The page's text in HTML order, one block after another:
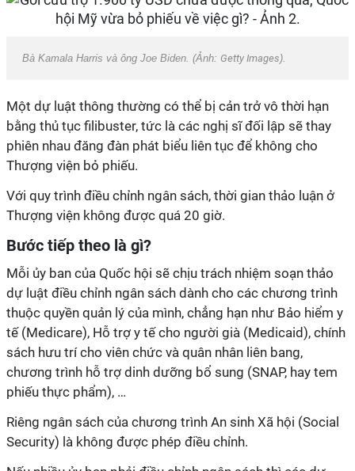
Bà Kamala Harris và ông Joe Biden. (Ảnh: Getty Images).
Một dự luật thông thường có thể bị cản trở vô thời hạn
bằng thủ tục filibuster, tức là các nghị sĩ đối lập sẽ thay
phiên nhau đăng đàn phát biểu liên tục để không cho
Thượng viện bỏ phiếu.
Với quy trình điều chỉnh ngân sách, thời gian thảo luận ở
Thượng viện không được quá 20 giờ.
Bước tiếp theo là gì?
Mỗi ủy ban của Quốc hội sẽ chịu trách nhiệm soạn thảo
dự luật điều chỉnh ngân sách dành cho các chương trình
thuộc quyền quản lý của mình, chẳng hạn như Bảo hiểm y
tế (Medicare), Hỗ trợ y tế cho người già (Medicaid), chính
sách hưu trí cho viên chức và quân nhân liên bang,
chương trình hỗ trợ dinh dưỡng bổ sung (SNAP, hay tem
phiếu thực phẩm), …
Riêng ngân sách của chương trình An sinh Xã hội (Social
Security) là không được phép điều chỉnh.